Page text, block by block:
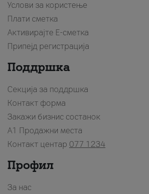
Услови за користење
Плати сметка
Активирајте Е-сметка
Припејд регистрација
Поддршка
Секција за поддршка
Контакт форма
Закажи бизнис состанок
A1 Продажни места
Контакт центар 077 1234
Профил
За нас